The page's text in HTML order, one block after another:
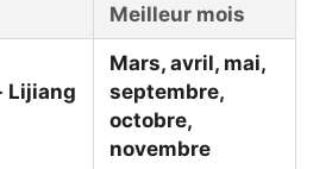
Meilleur mois
Lijiang
Mars, avril, mai,
septembre,
octobre,
novembre